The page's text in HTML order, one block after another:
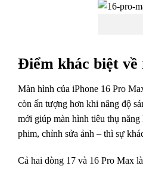
Điểm khác biệt về
Màn hình của iPhone 16 Pro
còn ấn tượng hơn khi nâng độ
mới giúp màn hình tiêu thụ
phim, chỉnh sửa ảnh – thì sự
Cả hai dòng 17 và 16 Pro Max